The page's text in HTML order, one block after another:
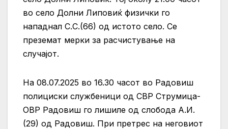
во село Долни Липовиќ физички го
нападнал С.С.(66) од истото село. Се
преземат мерки за расчистување на
случајот.
На 08.07.2025 во 16.30 часот во Радовиш
полициски службеници од СВР Струмица-
ОВР Радовиш го лишиле од слобода А.И.
(29) од Радовиш. При претрес на неговиот